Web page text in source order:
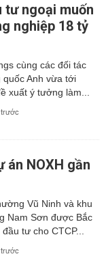
tư ngoại muốn
nghiệp 18 tỷ
cùng các đối tác
Anh vừa tới
xuất ý tưởng làm...
án NOXH gần
Vũ Ninh và khu
Nam Sơn được Bắc
tư cho CTCP...